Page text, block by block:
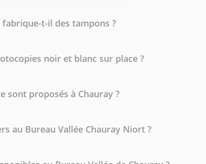
fabrique-t-il des tampons ?
noir et blanc sur place ?
sont proposés à Chauray ?
au Bureau Vallée Chauray Niort ?